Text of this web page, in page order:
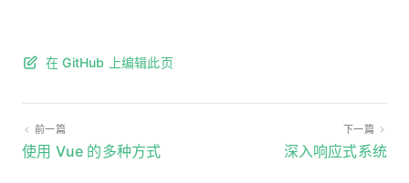
在 GitHub 上编辑此页
前一篇
使用 Vue 的多种方式
下一篇
深入响应式系统